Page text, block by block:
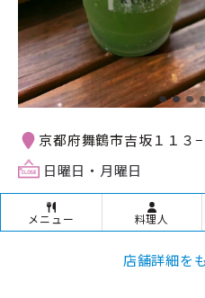
京都府舞鶴市吉坂１１３
日曜日・月曜日
メニュー 料理人
店舗詳細を